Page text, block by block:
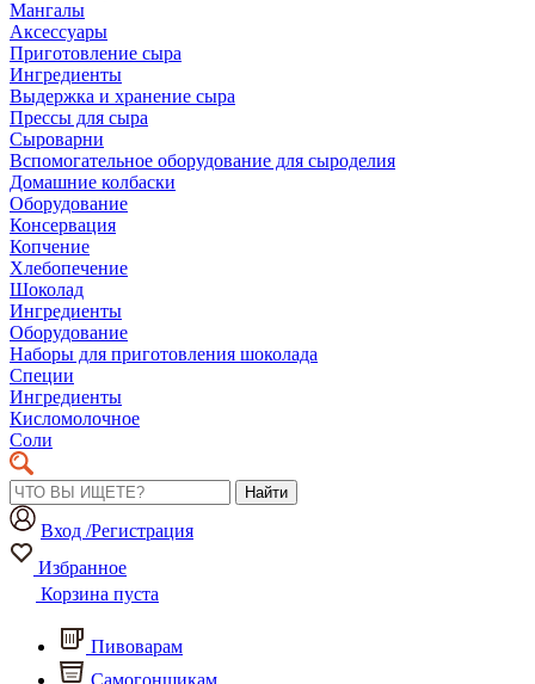
Мангалы
Аксессуары
Приготовление сыра
Ингредиенты
Выдержка и хранение сыра
Прессы для сыра
Сыроварни
Вспомогательное оборудование для сыроделия
Домашние колбаски
Оборудование
Консервация
Копчение
Хлебопечение
Шоколад
Ингредиенты
Оборудование
Наборы для приготовления шоколада
Специи
Ингредиенты
Кисломолочное
Соли
Найти
Вход /Регистрация
Избранное
Корзина пуста
Пивоварам
Самогонщикам